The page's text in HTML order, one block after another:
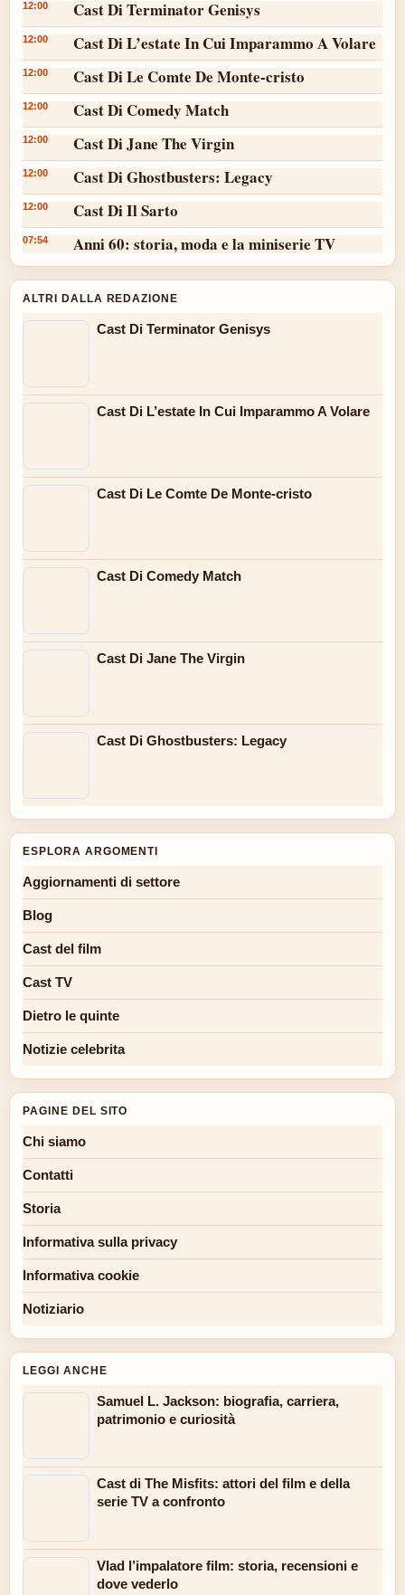
12:00 Cast Di Terminator Genisys
12:00 Cast Di L’estate In Cui Imparammo A Volare
12:00 Cast Di Le Comte De Monte-cristo
12:00 Cast Di Comedy Match
12:00 Cast Di Jane The Virgin
12:00 Cast Di Ghostbusters: Legacy
12:00 Cast Di Il Sarto
07:54 Anni 60: storia, moda e la miniserie TV
ALTRI DALLA REDAZIONE
Cast Di Terminator Genisys
Cast Di L’estate In Cui Imparammo A Volare
Cast Di Le Comte De Monte-cristo
Cast Di Comedy Match
Cast Di Jane The Virgin
Cast Di Ghostbusters: Legacy
ESPLORA ARGOMENTI
Aggiornamenti di settore
Blog
Cast del film
Cast TV
Dietro le quinte
Notizie celebrita
PAGINE DEL SITO
Chi siamo
Contatti
Storia
Informativa sulla privacy
Informativa cookie
Notiziario
LEGGI ANCHE
Samuel L. Jackson: biografia, carriera,
patrimonio e curiosità
Cast di The Misfits: attori del film e della
serie TV a confronto
Vlad l’impalatore film: storia, recensioni e
dove vederlo